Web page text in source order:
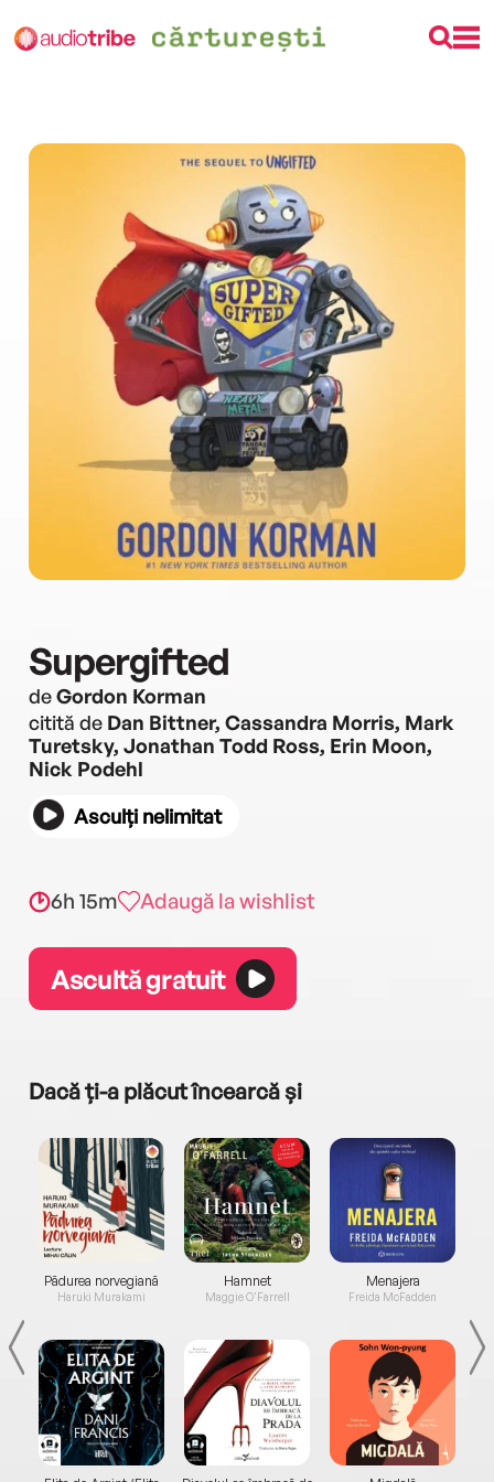
Supergifted
deGordon Korman
citită de Dan Bittner, Cassandra Morris, Mark
Turetsky, Jonathan Todd Ross, Erin Moon,
Nick Podehl
Asculți nelimitat
6h 15m Adaugă la wishlist
Ascultă gratuit
Dacă ți-a plăcut încearcă și
Pădurea norvegiană
Haruki Murakami
Hamnet
Maggie O'Farrell
Menajera
Freida McFadden